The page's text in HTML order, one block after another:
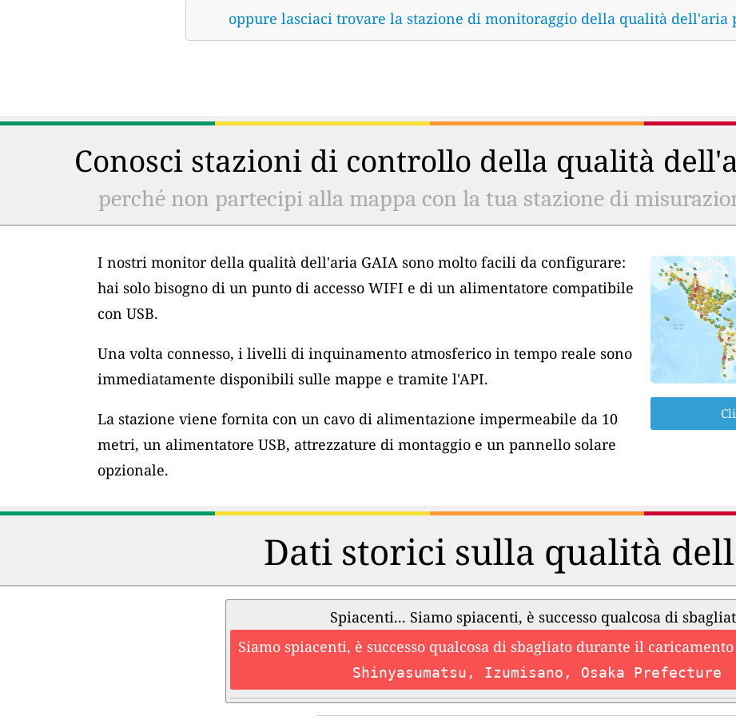
oppure lasciaci trovare la stazione di monitoraggio della qualità dell'aria
Conosci stazioni di controllo della qualità
perché non partecipi alla mappa con la tua stazione di
I nostri monitor della qualità dell'aria GAIA sono molto facili da configurare:
hai solo bisogno di un punto di accesso WIFI e di un alimentatore compatibile
con USB.
Una volta connesso, i livelli di inquinamento atmosferico in tempo reale sono
immediatamente disponibili sulle mappe e tramite l'API.
La stazione viene fornita con un cavo di alimentazione impermeabile da 10
metri, un alimentatore USB, attrezzature di montaggio e un pannello solare
opzionale.
Dati storici sulla qualità
Spiacenti... Siamo spiacenti, è successo qualcosa di
Siamo spiacenti, è successo qualcosa di sbagliato durante il
Shinyasumatsu, Izumisano, Osaka Prefecture